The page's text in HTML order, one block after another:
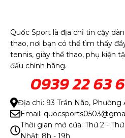
Quốc Sport là địa chỉ tin cậy
thao, nơi bạn có thể tìm thấy
tennis, giày thể thao, phụ kiện
đấu chính hãng.
0939 22 63
Địa chỉ: 93 Trần Não, Phường
Email:
Thời gian mở cửa: Thứ 2 -
Nhật: 8h - 19h